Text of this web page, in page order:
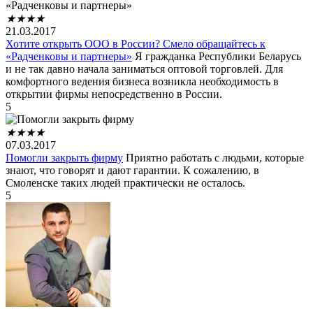
★★★★
21.03.2017
Хотите открыть ООО в России? Смело обращайтесь к
«Радченковы и партнеры» Я гражданка Республики Беларусь
и не так давно начала заниматься оптовой торговлей. Для
комфортного ведения бизнеса возникла необходимость в
открытии фирмы непосредственно в России.
5
★★★★
07.03.2017
Помогли закрыть фирму Приятно работать с людьми, которые
знают, что говорят и дают гарантии. К сожалению, в
Смоленске таких людей практически не осталось.
5